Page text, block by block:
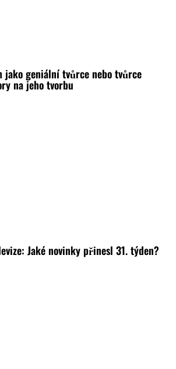
jako geniální tvůrce nebo tvůrce
na jeho tvorbu
Jaké novinky přinesl 31. týden?